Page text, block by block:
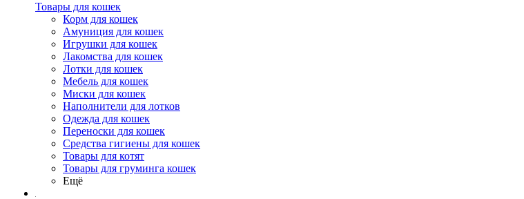
Товары для кошек
Корм для кошек
Амуниция для кошек
Игрушки для кошек
Лакомства для кошек
Лотки для кошек
Мебель для кошек
Миски для кошек
Наполнители для лотков
Одежда для кошек
Переноски для кошек
Средства гигиены для кошек
Товары для котят
Товары для груминга кошек
Ещё